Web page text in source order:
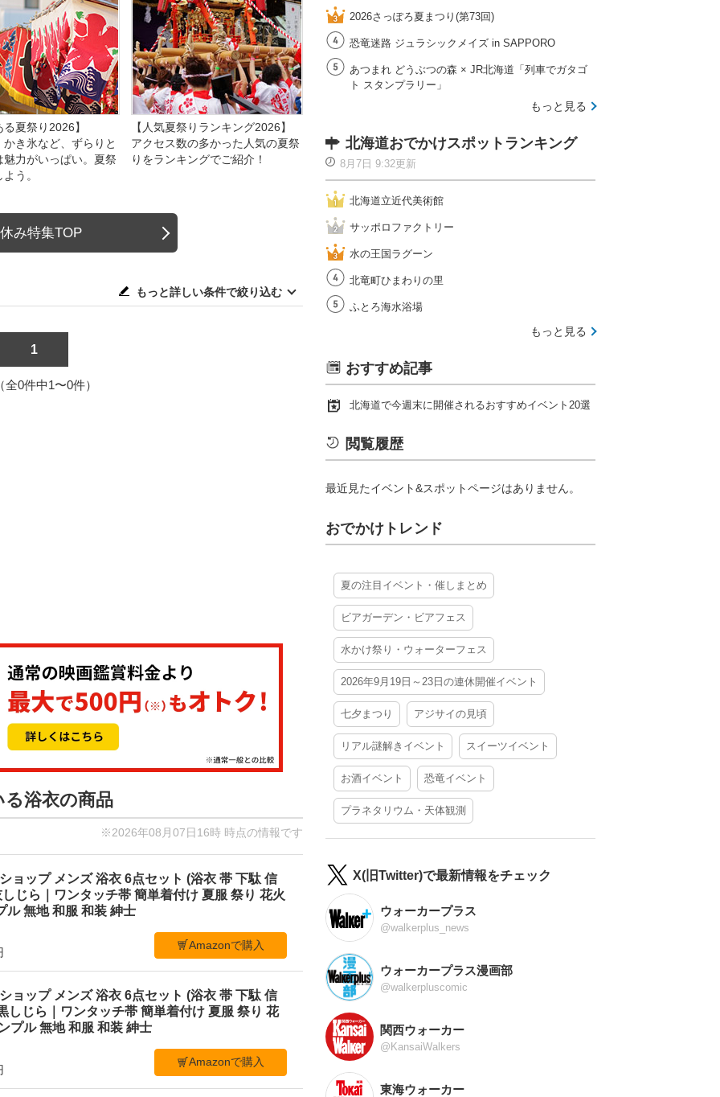
夏祭り2026】
かき氷など、ずらりと
魅力がいっぱい。夏祭
う。
【人気夏祭りランキング2026】
アクセス数の多かった人気の夏祭
りをランキングでご紹介！
み特集TOP
もっと詳しい条件で絞り込む
1
全0件中1〜0件）
浴衣の商品
※2026年08月07日16時 時点の情報です
ョップ メンズ 浴衣 6点セット (浴衣 帯 下駄 信
じら｜ワンタッチ帯 簡単着付け 夏服 祭り 花火
ル 無地 和服 和装 紳士
Amazonで購入
ョップ メンズ 浴衣 6点セット (浴衣 帯 下駄 信
しじら｜ワンタッチ帯 簡単着付け 夏服 祭り 花
プル 無地 和服 和装 紳士
Amazonで購入
2026さっぽろ夏まつり(第73回)
恐竜迷路 ジュラシックメイズ in SAPPORO
あつまれ どうぶつの森 × JR北海道「列車でガタゴ
ト スタンプラリー」
もっと見る
北海道おでかけスポットランキング
8月7日 9:32更新
北海道立近代美術館
サッポロファクトリー
水の王国ラグーン
北竜町ひまわりの里
ふとろ海水浴場
もっと見る
おすすめ記事
北海道で今週末に開催されるおすすめイベント20選
閲覧履歴
最近見たイベント&スポットページはありません。
おでかけトレンド
夏の注目イベント・催しまとめ
ビアガーデン・ビアフェス
水かけ祭り・ウォーターフェス
2026年9月19日～23日の連休開催イベント
七夕まつり アジサイの見頃
リアル謎解きイベント スイーツイベント
お酒イベント 恐竜イベント
プラネタリウム・天体観測
X(旧Twitter)で最新情報をチェック
ウォーカープラス
@walkerplus_news
ウォーカープラス漫画部
@walkerpluscomic
関西ウォーカー
@KansaiWalkers
東海ウォーカー